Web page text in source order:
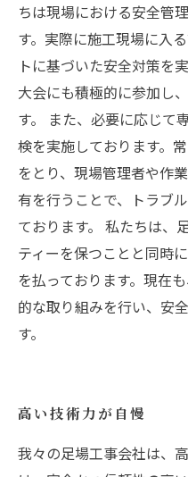
ちは現場における安全管
す。実際に施工現場に入
トに基づいた安全対策を
大会にも積極的に参加し
す。 また、必要に応じて
検を実施しております。
をとり、現場管理者や作
有を行うことで、トラブ
ております。 私たちは、
ティーを保つことと同時
を払っております。現在
的な取り組みを行い、安
す。
高い技術力が自慢
我々の足場工事会社は、